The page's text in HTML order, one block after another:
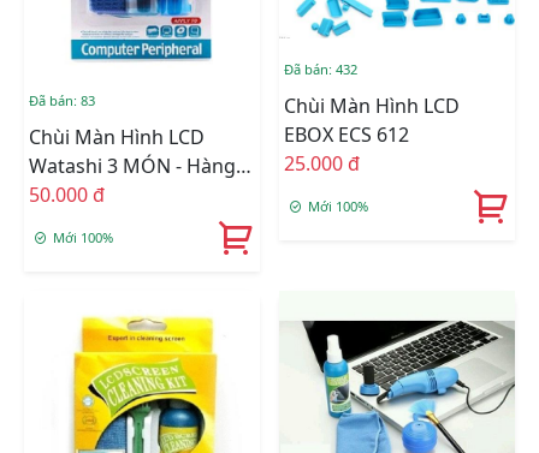
Đã bán: 83
Chùi Màn Hình LCD
Watashi 3 MÓN - Hàng
Nhập Khẩu
50.000 đ
Mới 100%
Đã bán: 432
Chùi Màn Hình LCD
EBOX ECS 612
25.000 đ
Mới 100%